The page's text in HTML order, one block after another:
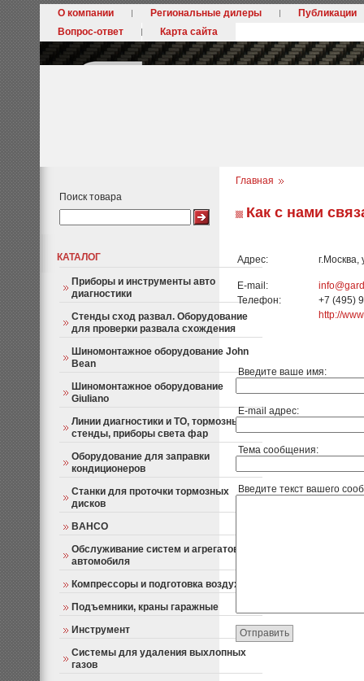
О компании Региональные дилеры
Публикации
Вопрос-ответ
Карта сайта
Поиск товара
КАТАЛОГ
Приборы и инструменты авто
диагностики
Стенды сход развал. Оборудование
для проверки развала схождения
Шиномонтажное оборудование John
Bean
Шиномонтажное оборудование
Giuliano
Линии диагностики и ТО, тормозные
стенды, приборы света фар
Оборудование для заправки
кондиционеров
Станки для проточки тормозных
дисков
BAHCO
Обслуживание систем и агрегатов
автомобиля
Компрессоры и подготовка воздуха
Подъемники, краны гаражные
Инструмент
Системы для удаления выхлопных
газов
Главная
Как с нами
Адрес:
E-mail:
Телефон:
+7 (495)
http://
Введите ваше имя:
E-mail адрес:
Тема сообщения:
Введите текст вашего
Отправить